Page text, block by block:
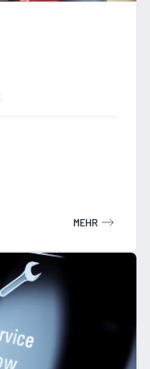
MEHR